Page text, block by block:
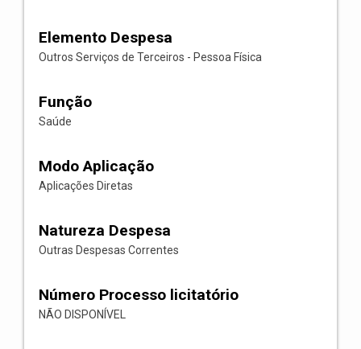
Elemento Despesa
Outros Serviços de Terceiros - Pessoa Física
Função
Saúde
Modo Aplicação
Aplicações Diretas
Natureza Despesa
Outras Despesas Correntes
Número Processo licitatório
NÃO DISPONÍVEL